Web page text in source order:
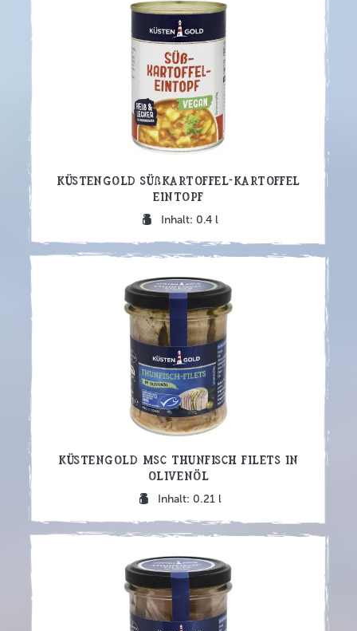
Küstengold Süßkartoffel-Kartoffel
Eintopf
Inhalt: 0.4 l
Küstengold MSC Thunfisch Filets in
Olivenöl
Inhalt: 0.21 l